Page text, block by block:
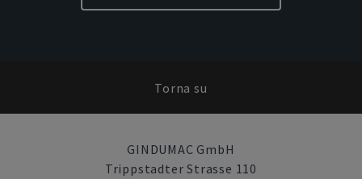
Torna su
GINDUMAC GmbH
Trippstadter Strasse 110